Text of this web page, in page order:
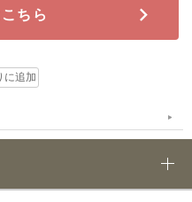
ちら